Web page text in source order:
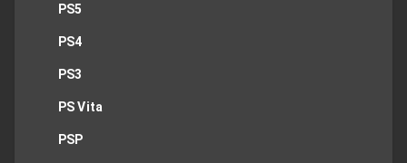
PS5
PS4
PS3
PS Vita
PSP